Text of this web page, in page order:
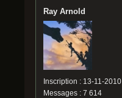
Ray Arnold
Inscription : 13-11-2010
Messages : 7 614